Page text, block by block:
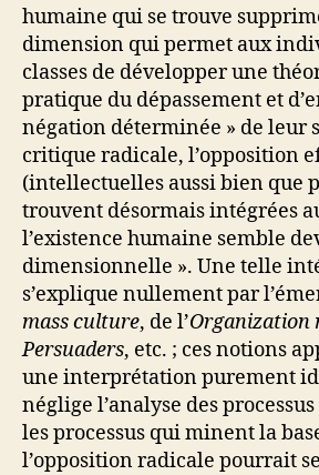
humaine qui se trouve
dimension qui permet aux
classes de développer une
pratique du dépassement et
négation déterminée » de leur
critique radicale, l’opposition
(intellectuelles aussi bien que
trouvent désormais intégrées
l’existence humaine semble
dimensionnelle ». Une telle
s’explique nullement par
mass culture, de l’Organization
Persuaders, etc. ; ces notions
une interprétation purement
néglige l’analyse des
les processus qui minent la
l’opposition radicale pourrait